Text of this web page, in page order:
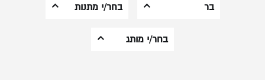
בר בחר/י מתנות
לבית החדש
בחר/י מותג